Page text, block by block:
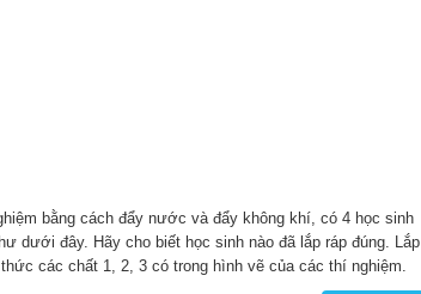
bằng cách đẩy nước và đẩy không khí, có 4 học sinh
dưới đây. Hãy cho biết học sinh nào đã lắp ráp đúng. Lắp
các chất 1, 2, 3 có trong hình vẽ của các thí nghiệm.